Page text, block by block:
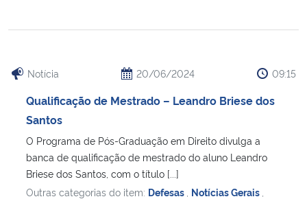
Secretaria-Geral
Secretaria de Governo
Gabinete de Segurança Institucional
Advocacia-Geral da União
Notícia 20/06/2024 09:15
Qualificação de Mestrado – Leandro Briese dos
Santos
O Programa de Pós-Graduação em Direito divulga a
banca de qualificação de mestrado do aluno Leandro
Briese dos Santos, com o título [...]
Outras categorias do item: Defesas Notícias Gerais